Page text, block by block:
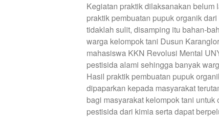
Kegiatan praktik dilaksanakan belum
praktik pembuatan pupuk organik
tidaklah sulit, disamping itu bahan-
warga kelompok tani Dusun
mahasiswa KKN Revolusi Mental
pestisida alami sehingga banyak
Hasil praktik pembuatan pupuk
dipaparkan kepada masyarakat
bagi masyarakat kelompok tani
pestisida dari kimia serta dapat